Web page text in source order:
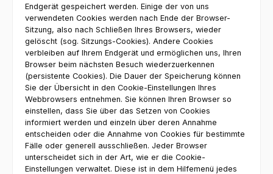
Endgerät gespeichert werden. Einige der von uns
verwendeten Cookies werden nach Ende der Browser-
Sitzung, also nach Schließen Ihres Browsers, wieder
gelöscht (sog. Sitzungs-Cookies). Andere Cookies
verbleiben auf Ihrem Endgerät und ermöglichen uns, Ihren
Browser beim nächsten Besuch wiederzuerkennen
(persistente Cookies). Die Dauer der Speicherung können
Sie der Übersicht in den Cookie-Einstellungen Ihres
Webbrowsers entnehmen. Sie können Ihren Browser so
einstellen, dass Sie über das Setzen von Cookies
informiert werden und einzeln über deren Annahme
entscheiden oder die Annahme von Cookies für bestimmte
Fälle oder generell ausschließen. Jeder Browser
unterscheidet sich in der Art, wie er die Cookie-
Einstellungen verwaltet. Diese ist in dem Hilfemenü jedes